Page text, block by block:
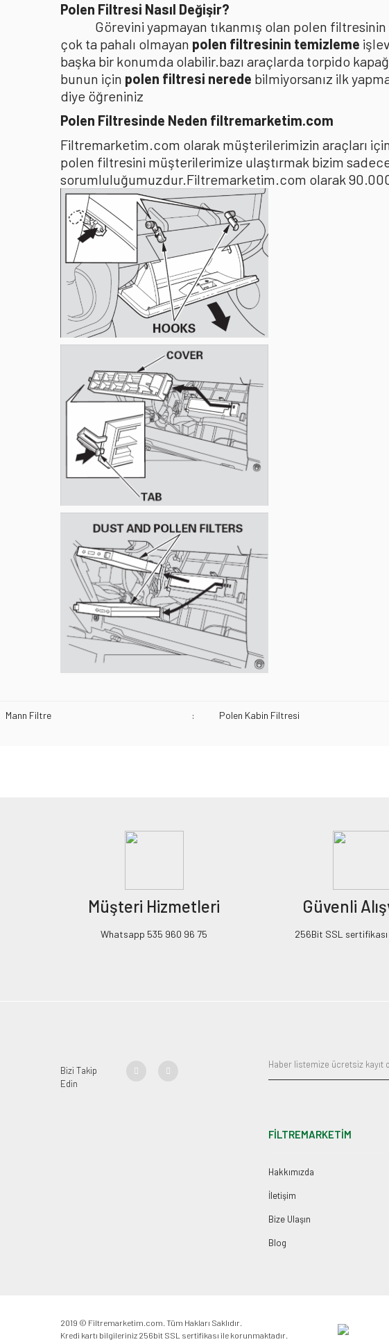
Polen Filtresi Nasıl Değişir?
Görevini yapmayan tıkanmış olan polen
çok ta pahalı olmayan polen filtresinin temizleme
başka bir konumda olabilir.bazı araçlarda torpido
bunun için polen filtresi nerede bilmiyorsanız ilk
diye öğreniniz
Polen Filtresinde Neden filtremarketim.com
Filtremarketim.com olarak müşterilerimizin araçları
polen filtresini müşterilerimize ulaştırmak bizim
sorumluluğumuzdur.Filtremarketim.com olarak
Mann Filtre : Polen Kabin Filtresi
Müşteri Hizmetleri
Whatsapp 535 960 96 75
Güvenli
256Bit SSL sertifikası
Bizi Takip
Edin
FİLTREMARKETİM
Hakkımızda
İletişim
Bize Ulaşın
Blog
2019 © Filtremarketim.com. Tüm Hakları Saklıdır.
Kredi kartı bilgileriniz 256bit SSL sertifikası ile korunmaktadır.